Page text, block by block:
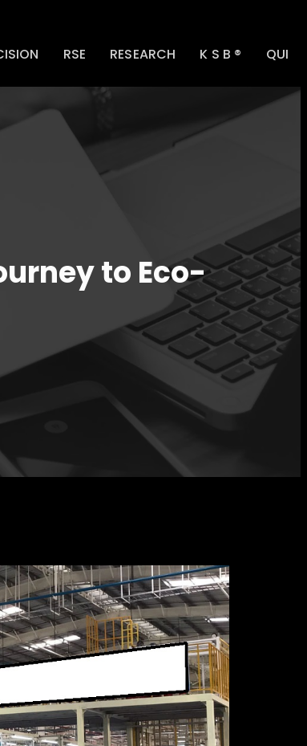
RSE RESEARCH K S B ® QUI
to Eco-